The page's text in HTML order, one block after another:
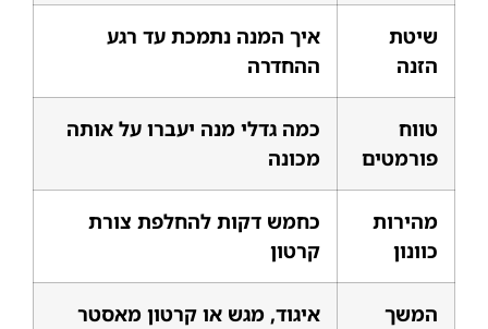
שיטת
הזנה
איך המנה נתמכת עד רגע
ההחדרה
טווח
פורמטים
כמה גדלי מנה יעברו על אותה
מכונה
מהירות
כוונון
כחמש דקות להחלפת צורת
קרטון
המשך
איגוד, מגש או קרטון מאסטר